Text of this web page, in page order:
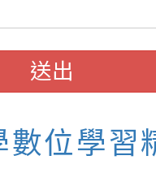
人員公(
送出
數位學習